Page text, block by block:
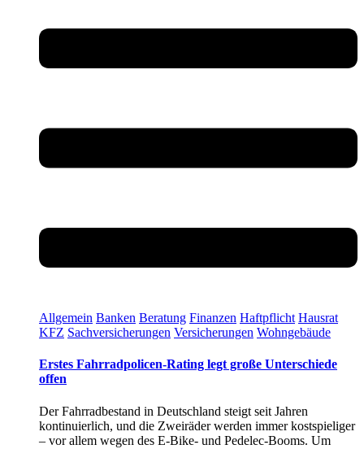
Allgemein Banken Beratung Finanzen Haftpflicht Hausrat
KFZ Sachversicherungen Versicherungen Wohngebäude
Erstes Fahrradpolicen-Rating legt große Unterschiede
offen
Der Fahrradbestand in Deutschland steigt seit Jahren
kontinuierlich, und die Zweiräder werden immer kostspieliger
– vor allem wegen des E-Bike- und Pedelec-Booms. Um